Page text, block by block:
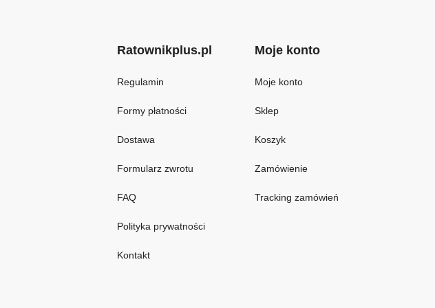
Ratownikplus.pl
Regulamin
Formy płatności
Dostawa
Formularz zwrotu
FAQ
Polityka prywatności
Kontakt
Moje konto
Moje konto
Sklep
Koszyk
Zamówienie
Tracking zamówień